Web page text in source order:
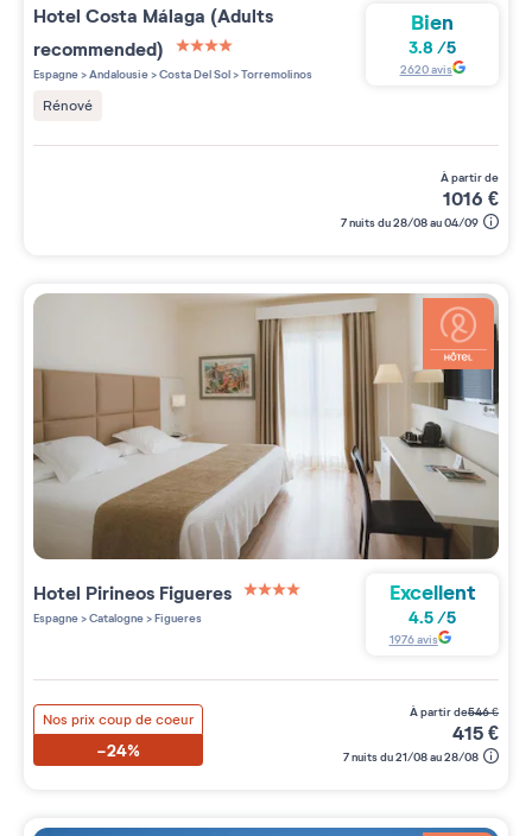
Hotel Costa Málaga (Adults
recommended)
4 étoiles sur 5
Espagne>Andalousie>Costa Del Sol>Torremolinos
Rénové
Bien
3.8 /5
2620avis
à partir de
1016 €
7 nuits du 28/08 au 04/09
Hotel Pirineos Figueres
Espagne>Catalogne>Figueres
Excellent
4.5/5
1976avis
Nos prix coup de coeur
-24%
à partir de546€
415€
7 nuits du 21/08 au 28/08